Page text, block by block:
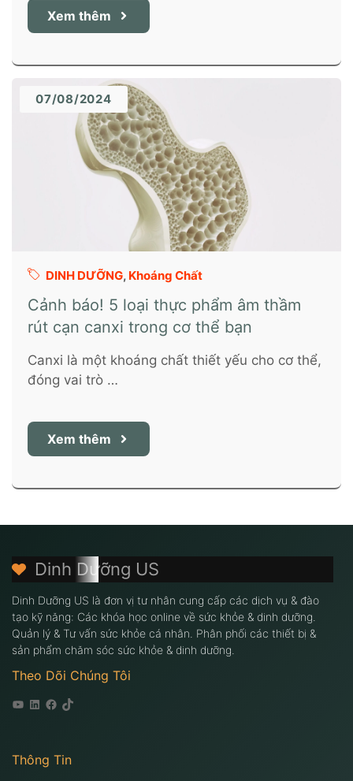
Xem thêm
07/08/2024
DINH DƯỠNG, Khoáng Chất
Cảnh báo! 5 loại thực phẩm âm thầm
rút cạn canxi trong cơ thể bạn
Canxi là một khoáng chất thiết yếu cho cơ thể,
đóng vai trò …
Xem thêm
Dinh Dưỡng US
Dinh Dưỡng US là đơn vị tư nhân cung cấp các dịch vụ & đào
tạo kỹ năng: Các khóa học online về sức khỏe & dinh dưỡng.
Quản lý & Tư vấn sức khỏe cá nhân. Phân phối các thiết bị &
sản phẩm chăm sóc sức khỏe & dinh dưỡng.
Theo Dõi Chúng Tôi
Youtube
Linkedin
Facebook
Tiktok
Thông Tin